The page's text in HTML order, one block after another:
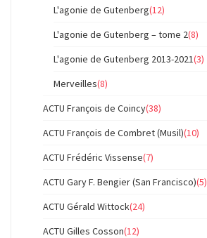
L'agonie de Gutenberg(12)
L'agonie de Gutenberg – tome 2(8)
L'agonie de Gutenberg 2013-2021(3)
Merveilles(8)
ACTU François de Coincy(38)
ACTU François de Combret (Musil)(10)
ACTU Frédéric Vissense(7)
ACTU Gary F. Bengier (San Francisco)(5)
ACTU Gérald Wittock(24)
ACTU Gilles Cosson(12)